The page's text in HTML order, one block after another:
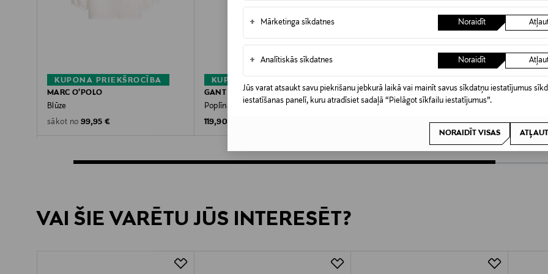
+ Mārketinga sīkdatnes Noraidīt
+ Analītiskās sīkdatnes Noraidīt
Jūs varat atsaukt savu piekrišanu jebkurā laikā vai mainīt savus sīkdatņu iestatījumus
iestatīšanas panelī, kuru atradīsiet sadaļā “Pielāgot sīkfailu iestatījumus”.
NORAIDĪT VISAS
KUPONA PRIEKŠROCĪBA
MARC O'POLO
Blūze
sākot no Original Price
99,95 €
KUPONA PRIEKŠROCĪBA
GANT
Poplīna blūze
Original Price
119,90 €
ORIGINAL STORY
Pellavapaitapusero
41,40 €
VAI ŠIE VARĒTU JŪS INTERESĒT?